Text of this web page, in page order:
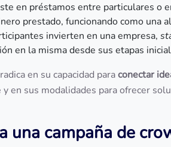
en préstamos entre particulares o
prestado, funcionando como una
invierten en una empresa,
en la misma desde sus etapas
en su capacidad paraconectar
en sus modalidades para ofrecer
una campaña de